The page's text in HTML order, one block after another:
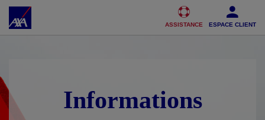
Accéder au Contenu Accéder au Pied de page
ASSISTANCE ESPACE CLIENT
Informations